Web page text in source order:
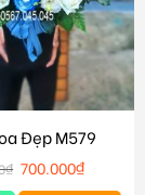
Đẹp M579
₫ 700.000₫